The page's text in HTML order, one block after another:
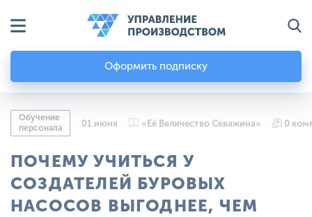
Оформить подписку
Обучение
персонала
01 июня «Её Величество Скважина» 0
ПОЧЕМУ УЧИТЬСЯ У
СОЗДАТЕЛЕЙ БУРОВЫХ
НАСОСОВ ВЫГОДНЕЕ, ЧЕМ